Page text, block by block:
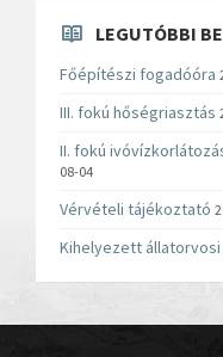
LEGUTÓBBI
Főépítészi fogadóóra
III. fokú hőségriasztás
II. fokú
08-04
Vérvételi tájékoztató
Kihelyezett